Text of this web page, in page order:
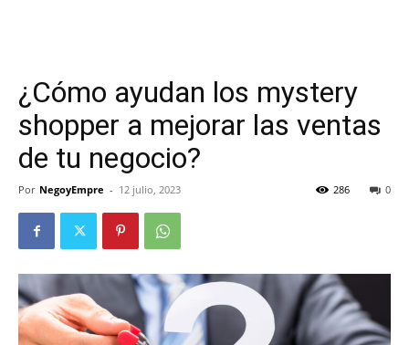
¿Cómo ayudan los mystery
shopper a mejorar las ventas
de tu negocio?
Por NegoyEmpre - 12 julio, 2023 0
286